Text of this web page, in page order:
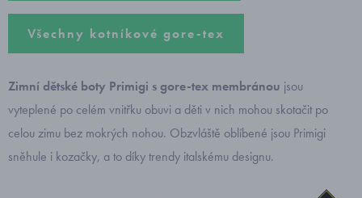
Všechny kotníkové gore-tex
Zimní dětské boty Primigi s gore-tex membránou jsou
vyteplené po celém vnitřku obuvi a děti v nich mohou skotačit po
celou zimu bez mokrých nohou. Obzvláště oblíbené jsou Primigi
sněhule i kozačky, a to díky trendy italskému designu.